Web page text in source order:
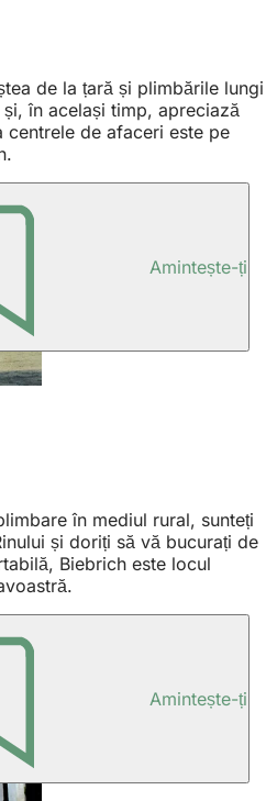
de la țară și plimbările lungi
în același timp, apreciază
centrele de afaceri este pe
Amintește-ți
în mediul rural, sunteți
și doriți să vă bucurați de
Biebrich este locul
Amintește-ți